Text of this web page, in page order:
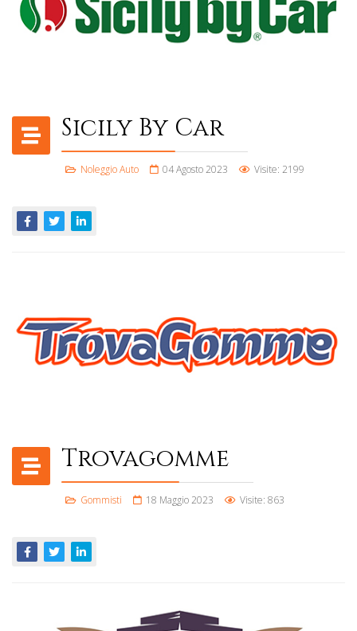
Sicily By Car
Noleggio Auto 04 Agosto 2023 Visite: 2199
Trovagomme
Gommisti 18 Maggio 2023 Visite: 863